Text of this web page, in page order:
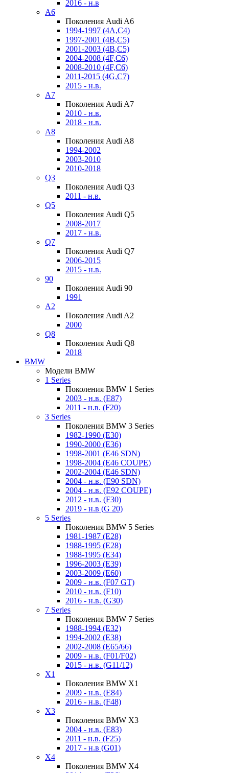
2016 - н.в
A6
Поколения Audi A6
1994-1997 (4A,C4)
1997-2001 (4B,C5)
2001-2003 (4B,C5)
2004-2008 (4F,C6)
2008-2010 (4F,C6)
2011-2015 (4G,C7)
2015 - н.в.
A7
Поколения Audi A7
2010 - н.в.
2018 - н.в.
A8
Поколения Audi A8
1994-2002
2003-2010
2010-2018
Q3
Поколения Audi Q3
2011 - н.в.
Q5
Поколения Audi Q5
2008-2017
2017 - н.в.
Q7
Поколения Audi Q7
2006-2015
2015 - н.в.
90
Поколения Audi 90
1991
A2
Поколения Audi A2
2000
Q8
Поколения Audi Q8
2018
BMW
Модели BMW
1 Series
Поколения BMW 1 Series
2003 - н.в. (E87)
2011 - н.в. (F20)
3 Series
Поколения BMW 3 Series
1982-1990 (E30)
1990-2000 (E36)
1998-2001 (E46 SDN)
1998-2004 (E46 COUPE)
2002-2004 (E46 SDN)
2004 - н.в. (E90 SDN)
2004 - н.в. (E92 COUPE)
2012 - н.в. (F30)
2019 - н.в (G 20)
5 Series
Поколения BMW 5 Series
1981-1987 (E28)
1988-1995 (E28)
1988-1995 (E34)
1996-2003 (E39)
2003-2009 (E60)
2009 - н.в. (F07 GT)
2010 - н.в. (F10)
2016 - н.в. (G30)
7 Series
Поколения BMW 7 Series
1988-1994 (E32)
1994-2002 (E38)
2002-2008 (E65/66)
2009 - н.в. (F01/F02)
2015 - н.в. (G11/12)
X1
Поколения BMW X1
2009 - н.в. (E84)
2016 - н.в. (F48)
X3
Поколения BMW X3
2004 - н.в. (E83)
2011 - н.в. (F25)
2017 - н.в (G01)
X4
Поколения BMW X4